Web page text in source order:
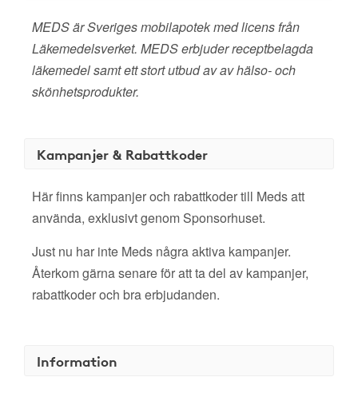
MEDS är Sveriges mobilapotek med licens från
Läkemedelsverket. MEDS erbjuder receptbelagda
läkemedel samt ett stort utbud av av hälso- och
skönhetsprodukter.
Kampanjer & Rabattkoder
Här finns kampanjer och rabattkoder till Meds att
använda, exklusivt genom Sponsorhuset.
Just nu har inte Meds några aktiva kampanjer.
Återkom gärna senare för att ta del av kampanjer,
rabattkoder och bra erbjudanden.
Information